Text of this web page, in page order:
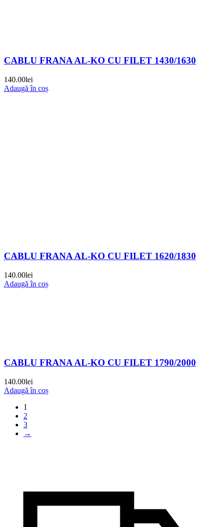
CABLU FRANA AL-KO CU FILET 1430/1630
140.00lei
Adaugă în coș
CABLU FRANA AL-KO CU FILET 1620/1830
140.00lei
Adaugă în coș
CABLU FRANA AL-KO CU FILET 1790/2000
140.00lei
Adaugă în coș
1
2
3
→